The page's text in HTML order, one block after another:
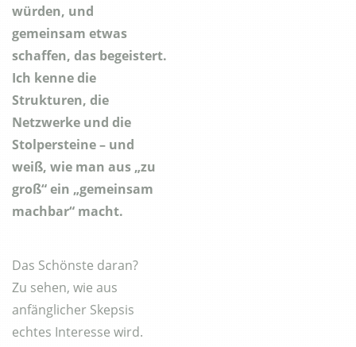
würden, und
gemeinsam etwas
schaffen, das begeistert.
Ich kenne die
Strukturen, die
Netzwerke und die
Stolpersteine – und
weiß, wie man aus „zu
groß“ ein „gemeinsam
machbar“ macht.
Das Schönste daran?
Zu sehen, wie aus
anfänglicher Skepsis
echtes Interesse wird.